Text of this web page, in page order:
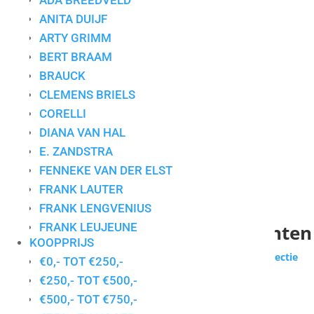
ANITA DUIJF
ARTY GRIMM
BERT BRAAM
BRAUCK
CLEMENS BRIELS
CORELLI
DIANA VAN HAL
E. ZANDSTRA
FENNEKE VAN DER ELST
FRANK LAUTER
FRANK LENGVENIUS
FRANK LEUJEUNE
GERDA ELFRING
GERDIEN DUIJSENS
GERT STRENGHOLT
HANS INNEMEE
KOOPPRIJS
€0,- TOT €250,-
€250,- TOT €500,-
€500,- TOT €750,-
Collectie voor particuliere klanten
Wilt u zakelijk werken huren of kopen?
Bekijk de collectie
zakelijke klanten
Enig resultaat